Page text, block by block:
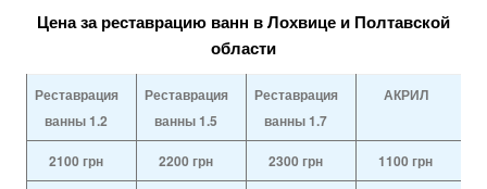
Цена за реставрацию ванн в Лохвице и Полтавской
области
Реставрация
ванны 1.2
Реставрация
ванны 1.5
Реставрация
ванны 1.7
АКРИЛ
2100 грн 2200 грн 2300 грн 1100 грн